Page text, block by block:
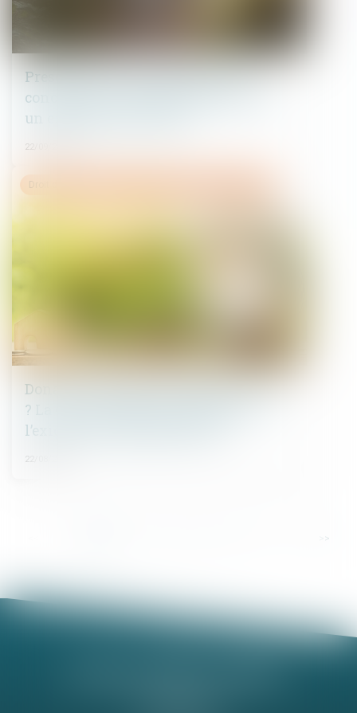
Prescription d’une créance entre
concubins : le concubinage n’est pas
un empêchement d’agir
22/09/2025
Donation-partage ou simple donation
? La Cour de cassation tranche sur
l’exigence de partage effectif
22/08/2025
>>